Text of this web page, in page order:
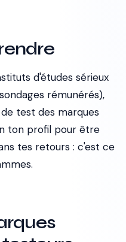
d'études sérieux
rémunérés),
test des marques
ton profil pour être
tes retours : c'est ce